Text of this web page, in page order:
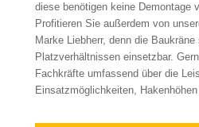
diese benötigen keine Demontage
Profitieren Sie außerdem von
Marke Liebherr, denn die
Platzverhältnissen einsetzbar.
Fachkräfte umfassend über die
Einsatzmöglichkeiten,